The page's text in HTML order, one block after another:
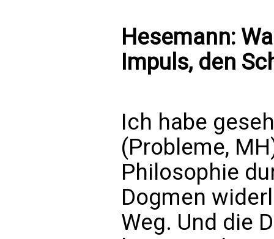
Hesemann:
Impuls, den
Ich habe
(Probleme,
Philosophie
Dogmen
Weg. Und die